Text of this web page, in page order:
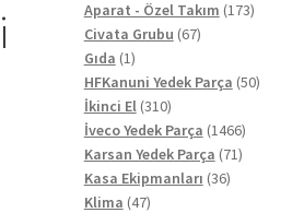
ürün
Aparat - Özel Takım 173173
Civata Grubu 6767
Gıda 11
ürün
HFKanuni Yedek Parça 5050
İkinci El 310310
ürün
İveco Yedek Parça 14661466
ürün
Karsan Yedek Parça 7171
Kasa Ekipmanları 3636
Klima 4747